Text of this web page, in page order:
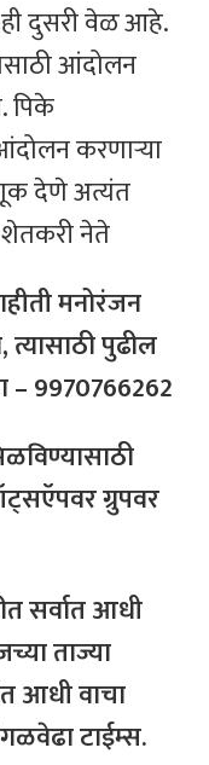
दुसरी वेळ आहे.
आंदोलन
पिके
करणाऱ्या
देणे अत्यंत
नेते
मनोरंजन
पुढील
– 9970766262
ग्रुपवर
सर्वातआधी
ताज्या
आधी वाचा
टाईम्स.